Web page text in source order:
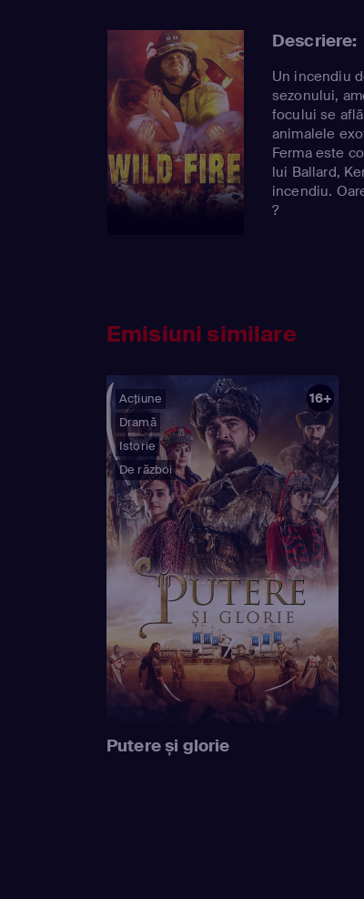
Descriere:
Un incendiu
sezonului,
focului se
animalele
Ferma este
lui Ballard,
incendiu.
?
Emisiuni similare
Acțiune
Dramă
Istorie
De război
16+
Putere și glorie